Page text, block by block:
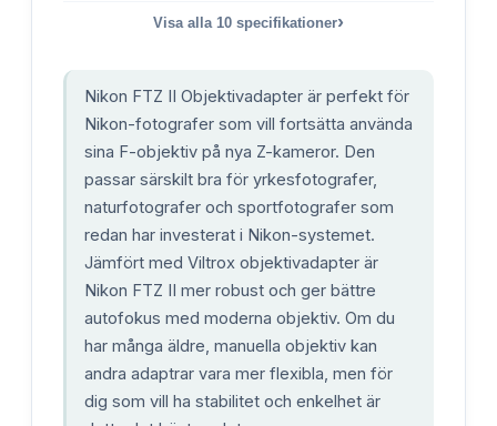
Visa alla 10 specifikationer›
Nikon FTZ II Objektivadapter är perfekt för
Nikon-fotografer som vill fortsätta använda
sina F-objektiv på nya Z-kameror. Den
passar särskilt bra för yrkesfotografer,
naturfotografer och sportfotografer som
redan har investerat i Nikon-systemet.
Jämfört med Viltrox objektivadapter är
Nikon FTZ II mer robust och ger bättre
autofokus med moderna objektiv. Om du
har många äldre, manuella objektiv kan
andra adaptrar vara mer flexibla, men för
dig som vill ha stabilitet och enkelhet är